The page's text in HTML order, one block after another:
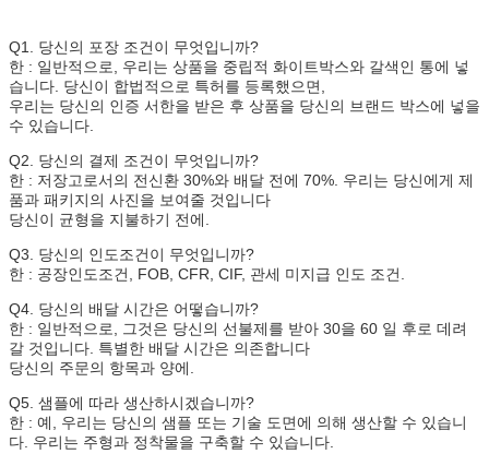
Q1. 당신의 포장 조건이 무엇입니까?
한 : 일반적으로, 우리는 상품을 중립적 화이트박스와 갈색인 통에 넣
습니다. 당신이 합법적으로 특허를 등록했으면,
우리는 당신의 인증 서한을 받은 후 상품을 당신의 브랜드 박스에 넣을
수 있습니다.
Q2. 당신의 결제 조건이 무엇입니까?
한 : 저장고로서의 전신환 30%와 배달 전에 70%. 우리는 당신에게 제
품과 패키지의 사진을 보여줄 것입니다
당신이 균형을 지불하기 전에.
Q3. 당신의 인도조건이 무엇입니까?
한 : 공장인도조건, FOB, CFR, CIF, 관세 미지급 인도 조건.
Q4. 당신의 배달 시간은 어떻습니까?
한 : 일반적으로, 그것은 당신의 선불제를 받아 30을 60 일 후로 데려
갈 것입니다. 특별한 배달 시간은 의존합니다
당신의 주문의 항목과 양에.
Q5. 샘플에 따라 생산하시겠습니까?
한 : 예, 우리는 당신의 샘플 또는 기술 도면에 의해 생산할 수 있습니
다. 우리는 주형과 정착물을 구축할 수 있습니다.